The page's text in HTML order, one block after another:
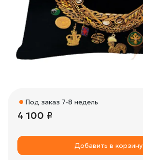
Под заказ 7-8 недель
4 100 ₽
Добавить в корзину